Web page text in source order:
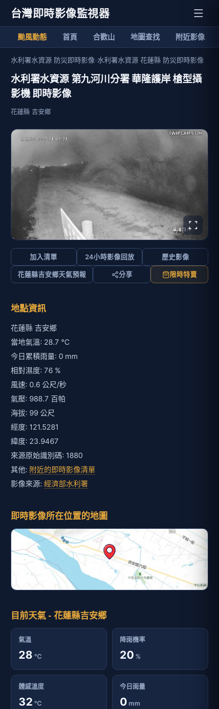
台灣即時影像監視器
颱風動態 首頁 合歡山 地圖查找 附近影像
水利署水資源 防災即時影像›水利署水資源 花蓮縣 防災即時影像
水利署水資源 第九河川分署 華隆護岸 槍型攝
影機 即時影像
花蓮縣 吉安鄉
加入清單 24小時影像回放 歷史影像
花蓮縣吉安鄉天氣預報 分享 限時特賣
地點資訊
花蓮縣 吉安鄉
當地氣溫: 28.7 ℃
今日累積雨量: 0 mm
相對濕度: 76 %
風速: 0.6 公尺/秒
氣壓: 988.7 百帕
海拔: 99 公尺
經度: 121.5281
緯度: 23.9467
來源原始識別碼: 1880
其他: 附近的即時影像清單
影像來源: 經濟部水利署
即時影像所在位置的地圖
目前天氣 - 花蓮縣吉安鄉
氣溫
28 ℃
降雨機率
20 %
體感溫度
32 ℃
今日雨量
0 mm